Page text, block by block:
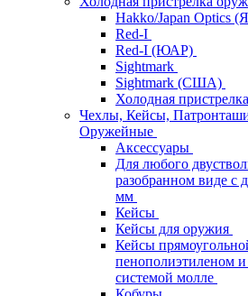
Hakko/Japan Optics
Red-I
Red-I (ЮАР)
Sightmark
Sightmark (США)
Холодная пристрелка
Чехлы, Кейсы,
Оружейные
Аксессуары
Для любого
разобранном виде с
мм
Кейсы
Кейсы для оружия
Кейсы
пенополиэтиленом
системой молле